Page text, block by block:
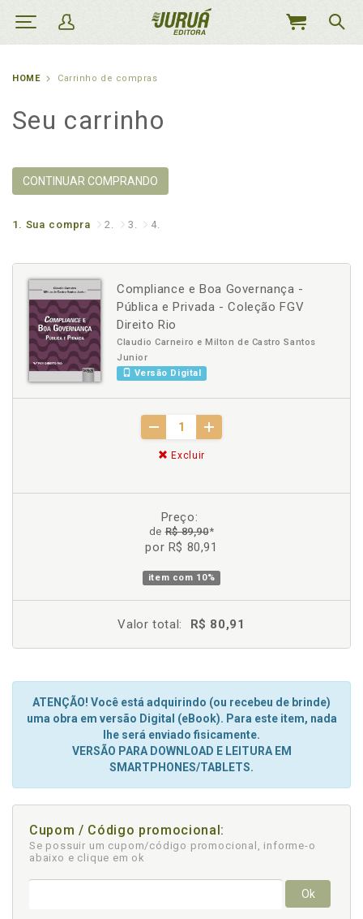
MEU
HOME Carrinho de compras
Seu carrinho
CONTINUAR COMPRANDO
1. Sua compra 2. 3. 4.
Compliance e Boa Governança -
Pública e Privada - Coleção FGV
Direito Rio
Claudio Carneiro e Milton de Castro Santos
Junior
Versão Digital
Excluir
Preço:
deR$ 89,90*
por R$ 80,91
item com 10%
Valor total: R$ 80,91
ATENÇÃO! Você está adquirindo (ou recebeu de brinde)
uma obra em versão Digital (eBook). Para este item, nada
lhe será enviado fisicamente.
VERSÃO PARA DOWNLOAD E LEITURA EM
SMARTPHONES/TABLETS.
Cupom / Código promocional:
Se possuir um cupom/código promocional, informe-o
abaixo e clique em ok
Ok